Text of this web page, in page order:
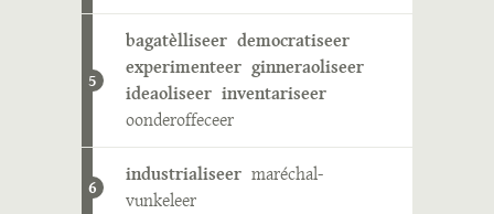
5
bagatèlliseer democratiseer
experimenteer ginneraoliseer
ideaoliseer inventariseer
oonderoffeceer
6
industrialiseer maréchal-
vunkeleer